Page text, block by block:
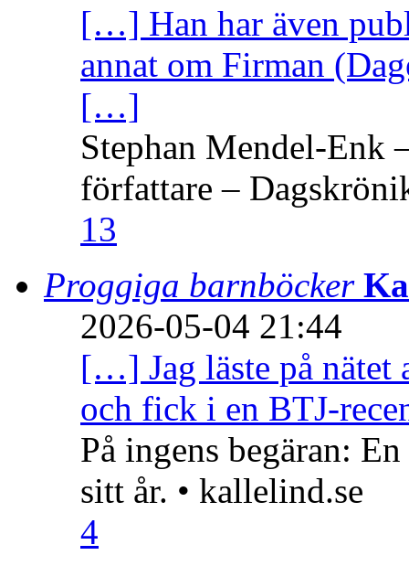
[…] Han har även
annat om Firman
[…]
Stephan Mendel-Enk
författare –
13
Proggiga barnböcker
2026-05-04 21:44
[…] Jag läste på nätet
och fick i en BTJ-
På ingens begäran:
sitt år. • kallelind.se
4